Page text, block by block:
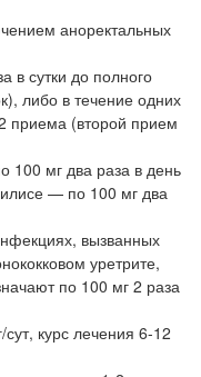
аноректальных
в сутки до полного
либо в течение одних
приема (второй прием
100 мг два раза в день
— по 100 мг два
вызванных
уретрите,
по 100 мг 2 раза
курс лечения 6-12